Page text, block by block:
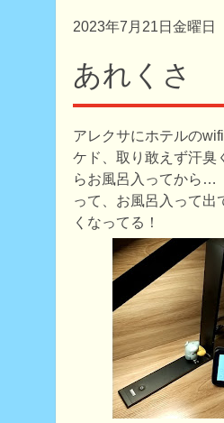
2023年7月21日金曜日
あれくさ
アレクサにホテルの
ケド、取り敢えず汗臭
らお風呂入ってから…
って、お風呂入って出
くなってる！